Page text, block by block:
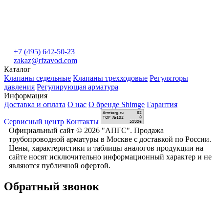
+7 (495) 642-50-23
zakaz@rfzavod.com
Каталог
Клапаны седельные Клапаны трехходовые Регуляторы
давления Регулирующая арматура
Информация
Доставка и оплата О нас О бренде Shimge Гарантия
Сервисный центр Контакты
Официальный сайт © 2026 "АПГС". Продажа
трубопроводной арматуры в Москве с доставкой по России.
Цены, характеристики и таблицы аналогов продукции на
сайте носят исключительно информационный характер и не
являются публичной офертой.
Обратный звонок